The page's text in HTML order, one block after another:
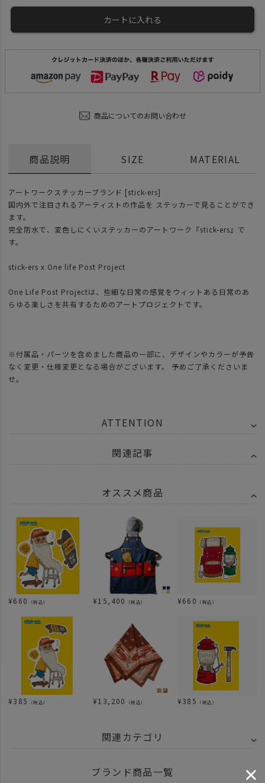
カートに入れる
商品についてのお問い合わせ
商品説明
アートワークステッカーブランド [stick-ers]
国内外で注目されるアーティストの作品を ステッカーで見ることができ
ます。
完全防水で、変色しにくいステッカーのアートワーク『stick-ers』で
す。
stick-ers x One life Post Project
One Life Post Projectは、些細な日常の感覚をウィットある日常のあ
らゆる楽しさを共有するためのアートプロジェクトです。
※付属品・パーツを含めました商品の一部に、デザインやカラーが予告
なく変更・仕様変更となる場合がございます。 予めご了承くださいま
せ。
SIZE MATERIAL
ATTENTION
関連記事
オススメ商品
¥660 （税込） ¥15,400 （税込） ¥660 （税込）
¥385 （税込） ¥13,200 （税込） ¥385 （税込）
関連カテゴリ
ステッカー シール
ブランド商品一覧